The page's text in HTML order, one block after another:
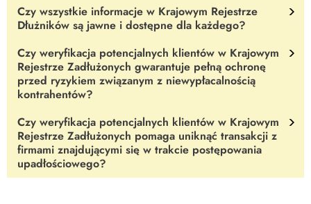
NIE. Krajowy Rejestr Zadłużonych obejmuje głównie informacje o
zaległościach płatniczych i postępowaniach upadłościowych, nie
zawiera jednak szczegółów dotyczących konkretnych rodzajów
zobowiązań finansowych.
Czy wszystkie informacje w Krajowym Rejestrze
Dłużników są jawne i dostępne dla każdego?
NIE.Dostęp do danych w rejestrze mogą być ograniczone ze
względu na ochronę prywatności i dostępność jedynie dla
uprawnionych osób lub instytucji (Rejestr dla Organów
Czy weryfikacja potencjalnych klientów w Krajowym
Rejestrze Zadłużonych gwarantuje pełną ochronę
przed ryzykiem związanym z niewypłacalnością
kontrahentów?
NIE. Choć weryfikacja klienta w KRZ znacznie zmniejsza ryzyko,
nie jest w stanie całkowicie wykluczyć niewypłacalności
kontrahenta. Skorzystaj z usług
Vindicat.pl
i uzupełnij sposób
weryfikacji klienta o dodatkowe, branżowe metody.
Czy weryfikacja potencjalnych klientów w Krajowym
Rejestrze Zadłużonych pomaga uniknąć transakcji z
firmami znajdującymi się w trakcie postępowania
upadłościowego?